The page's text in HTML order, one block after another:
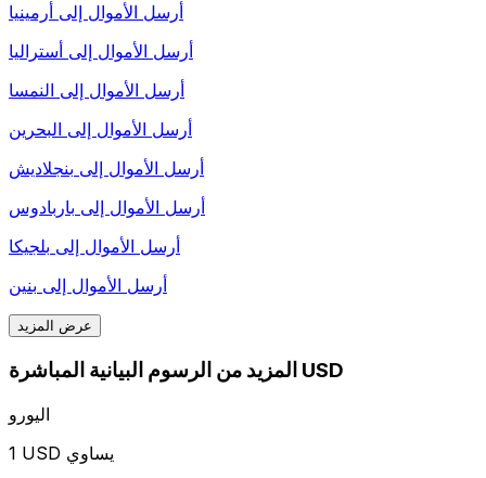
أرسل الأموال إلى أرمينيا
أرسل الأموال إلى أستراليا
أرسل الأموال إلى النمسا
أرسل الأموال إلى البحرين
أرسل الأموال إلى بنجلاديش
أرسل الأموال إلى باربادوس
أرسل الأموال إلى بلجيكا
أرسل الأموال إلى بنين
عرض المزيد
المزيد من الرسوم البيانية المباشرة USD
اليورو
1 USD يساوي